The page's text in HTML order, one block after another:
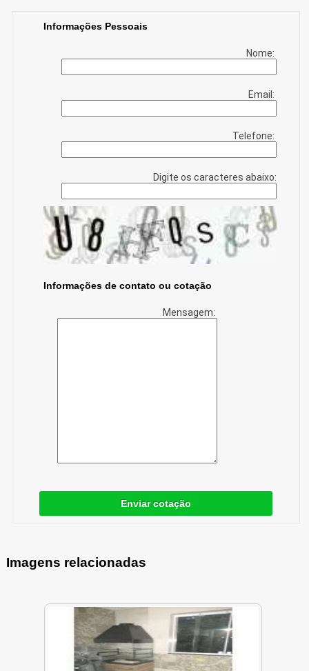
Informações Pessoais
Nome:
Email:
Telefone:
Digite os caracteres abaixo:
Informações de contato ou cotação
Mensagem:
Enviar cotação
Imagens relacionadas